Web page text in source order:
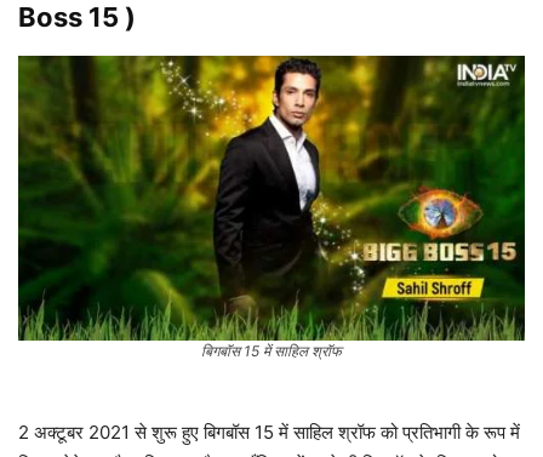
Boss 15 )
बिगबॉस 15 में साहिल श्रॉफ
2 अक्टूबर 2021 से शुरू हुए बिगबॉस 15 में साहिल श्रॉफ को प्रतिभागी के रूप में